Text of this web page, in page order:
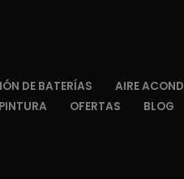
DE BATERÍAS AIRE
OFERTAS BLOG